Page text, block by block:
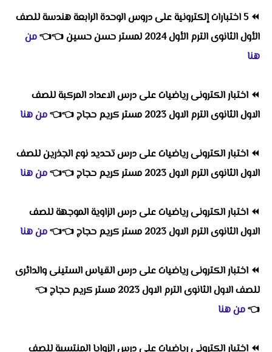
⏪ 5 اختبارات إلكترونية على دروس الوحدة الرابعة هندسة للصف
الأول الثانوى الترم الأول 2024 لمستر حسن حسين
👈
👈من
هنا
⏪ اختبار الكترونى رياضيات على درس الاعداد المركبة للصف
الاول الثانوى الترم الاول 2023 مستر كريم حجاج
👈
👈من هنا
⏪ اختبار الكترونى رياضيات على درس تحديد نوع الجذرين للصف
الاول الثانوى الترم الاول 2023 مستر كريم حجاج
👈
👈من هنا
⏪ اختبار الكترونى رياضيات على درس الزاوية الموجهة للصف
الاول الثانوى الترم الاول 2023 مستر كريم حجاج
👈
👈من هنا
⏪ اختبار الكترونى رياضيات على درس القياس الستينى والدائرى
للصف الاول الثانوى الترم الاول 2023 مستر كريم حجاج
👈
👈من هنا